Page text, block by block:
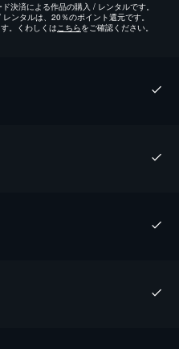
決済による作品の購入 / レンタルです。
ンタルは、20％のポイント還元です。
。くわしくはこちらをご確認ください。